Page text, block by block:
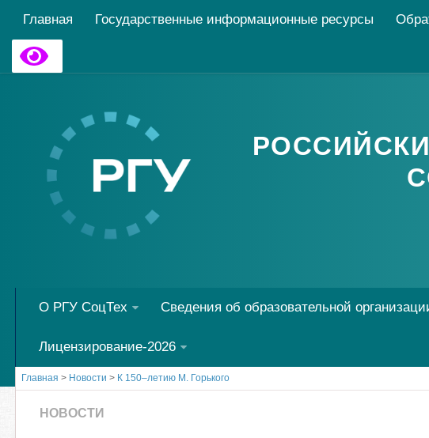
Главная Государственные информационные ресурсы
О РГУ СоцТех Сведения об образовательной
Лицензирование-2026
Главная > Новости > К 150–летию М. Горького
НОВОСТИ